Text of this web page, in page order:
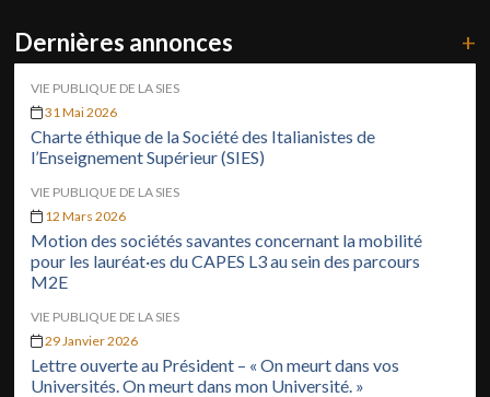
Dernières annonces +
VIE PUBLIQUE DE LA SIES
31 Mai 2026
Charte éthique de la Société des Italianistes de
l’Enseignement Supérieur (SIES)
VIE PUBLIQUE DE LA SIES
12 Mars 2026
Motion des sociétés savantes concernant la mobilité
pour les lauréat·es du CAPES L3 au sein des parcours
M2E
VIE PUBLIQUE DE LA SIES
29 Janvier 2026
Lettre ouverte au Président – « On meurt dans vos
Universités. On meurt dans mon Université. »